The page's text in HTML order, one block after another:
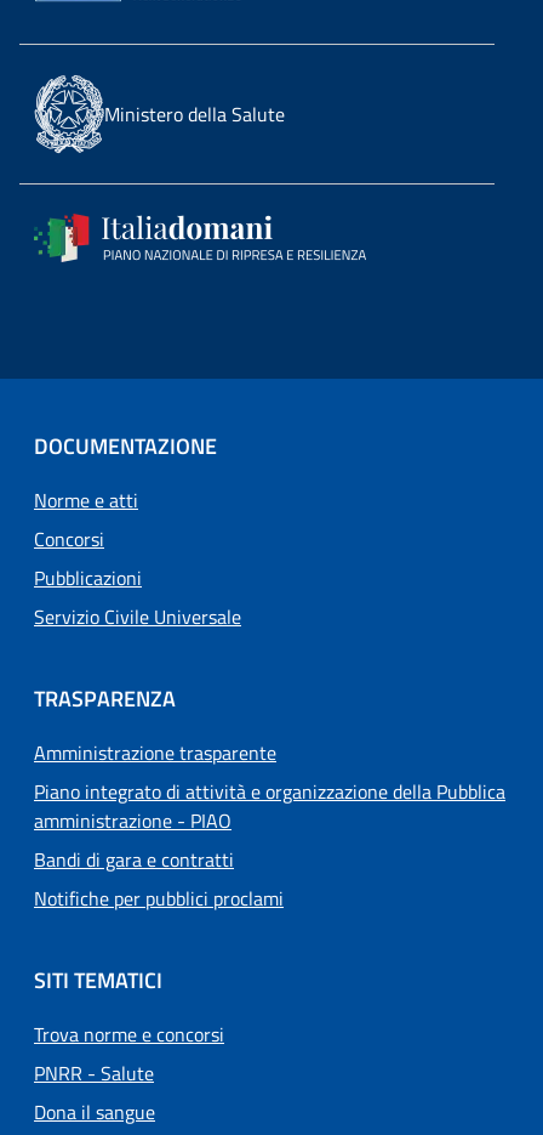
Ministero della Salute
DOCUMENTAZIONE
Norme e atti
Concorsi
Pubblicazioni
Servizio Civile Universale
TRASPARENZA
Amministrazione trasparente
Piano integrato di attività e organizzazione della Pubblica
amministrazione - PIAO
Bandi di gara e contratti
Notifiche per pubblici proclami
SITI TEMATICI
Trova norme e concorsi
PNRR - Salute
Dona il sangue